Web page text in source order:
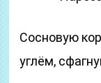
Сосновую
углём,